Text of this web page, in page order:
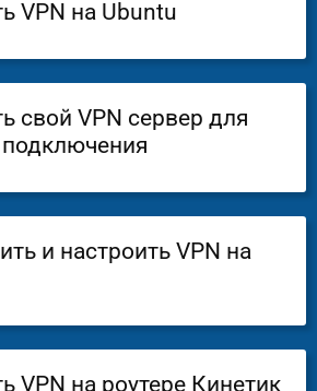
VPN на Ubuntu
свой VPN сервер для
и настроить VPN на
VPN на роутере Кинетик